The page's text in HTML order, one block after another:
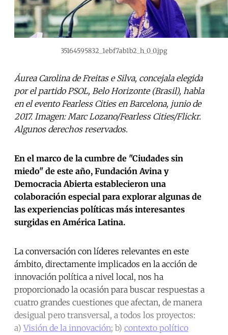
35164595832_1ebf7ab1b2_h_0_0.jpg
Áurea Carolina de Freitas e Silva, concejala elegida
por el partido PSOL, Belo Horizonte (Brasil), habla
en el evento Fearless Cities en Barcelona, junio de
2017. Imagen: Marc Lozano/Fearless Cities/Flickr.
Algunos derechos reservados.
En el marco de la cumbre de "Ciudades sin
miedo" de este año, Fundación Avina y
Democracia Abierta establecieron una
colaboración especial para explorar algunas de
las experiencias políticas más interesantes
surgidas en América Latina.
La conversación con líderes relevantes en este
ámbito, directamente implicados en la acción de
innovación política a nivel local, nos ha
proporcionado la ocasión para buscar respuestas a
cuatro grandes cuestiones que afectan, de manera
desigual pero transversal, a todos los proyectos:
a)Visión de la innovación; b) contexto político